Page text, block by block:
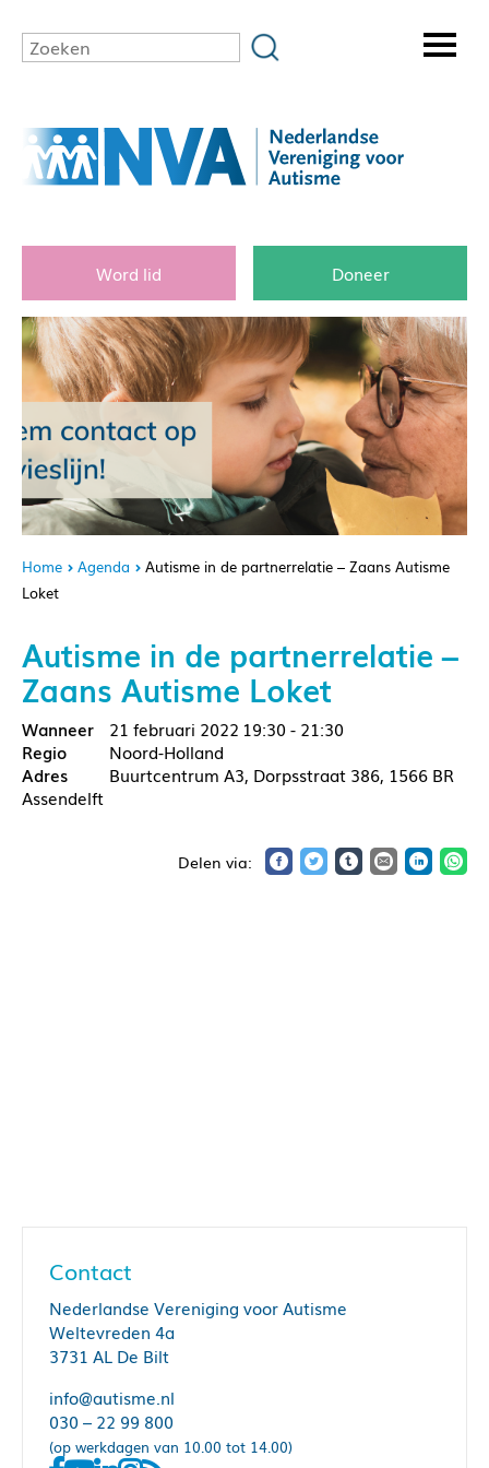
Word lid Doneer
Home Agenda
Autisme in de partnerrelatie – Zaans Autisme
Loket
Autisme in de partnerrelatie –
Zaans Autisme Loket
21 februari 2022 19:30 - 21:30
Noord-Holland
Buurtcentrum A3, Dorpsstraat 386, 1566 BR
Assendelft
Contact
Nederlandse Vereniging voor Autisme
Weltevreden 4a
3731 AL De Bilt
info@autisme.nl
030 – 22 99 800
(op werkdagen van 10.00 tot 14.00)